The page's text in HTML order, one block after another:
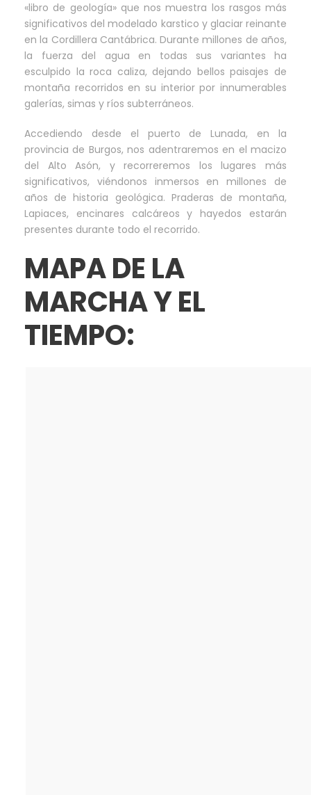
«libro de geología» que nos muestra los rasgos más
significativos del modelado karstico y glaciar reinante
en la Cordillera Cantábrica. Durante millones de años,
la fuerza del agua en todas sus variantes ha
esculpido la roca caliza, dejando bellos paisajes de
montaña recorridos en su interior por innumerables
galerías, simas y ríos subterráneos.
Accediendo desde el puerto de Lunada, en la
provincia de Burgos, nos adentraremos en el macizo
del Alto Asón, y recorreremos los lugares más
significativos, viéndonos inmersos en millones de
años de historia geológica. Praderas de montaña,
Lapiaces, encinares calcáreos y hayedos estarán
presentes durante todo el recorrido.
MAPA DE LA
MARCHA Y EL
TIEMPO: